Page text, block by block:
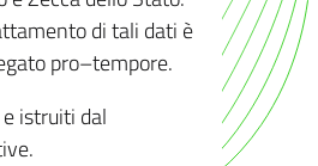
di tali dati è
pro–tempore.
istruiti dal